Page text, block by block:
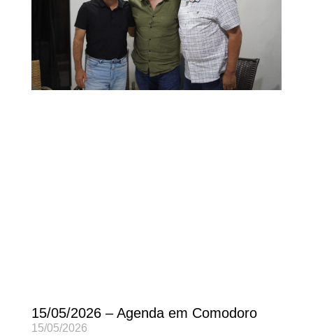
15/05/2026 – Agenda em Comodoro
15/05/2026